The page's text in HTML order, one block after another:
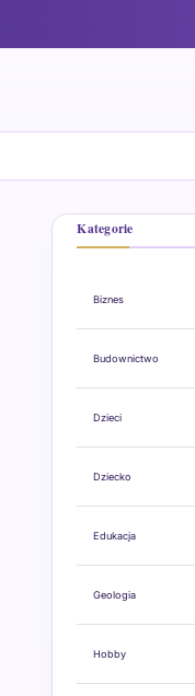
Kategorie
Biznes
Budownictwo
Dzieci
Dziecko
Edukacja
Geologia
Hobby